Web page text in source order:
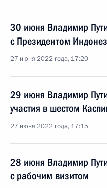
30 июня Владимир
с Президентом
27 июня 2022 года, 17:20
29 июня Владимир
участия в шестом
27 июня 2022 года, 17:15
28 июня Владимир
с рабочим визитом